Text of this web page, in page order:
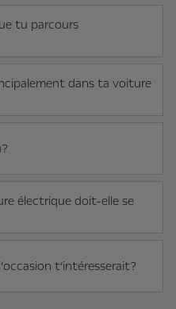
tu parcours
dans ta voiture
électrique doit-elle se
t’intéresserait?